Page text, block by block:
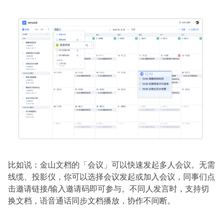
比如说：金山文档的「会议」可以快速发起多人会议。无需
线缆、投影仪，你可以选择会议发起或加入会议，同事们点
击邀请链接/输入邀请码即可参与。不同人发言时，支持切
换文档，语音通话同步文档播放，协作不间断。